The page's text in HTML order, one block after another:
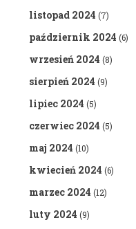
listopad 2024 (7)
październik 2024 (6)
wrzesień 2024 (8)
sierpień 2024 (9)
lipiec 2024 (5)
czerwiec 2024 (5)
maj 2024 (10)
kwiecień 2024 (6)
marzec 2024 (12)
luty 2024 (9)